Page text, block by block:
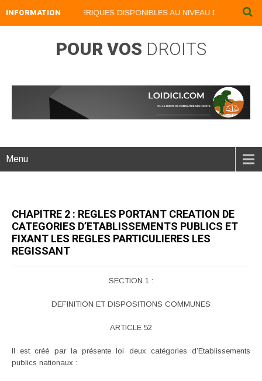
INFORMATION
NOS LIVRES NUMERIQUES DISPONIBLES AU NIVEAU DU MENU
POUR VOS DROITS
Menu
CHAPITRE 2 : REGLES PORTANT CREATION DE
CATEGORIES D’ETABLISSEMENTS PUBLICS ET
FIXANT LES REGLES PARTICULIERES LES
REGISSANT
SECTION 1 :
DEFINITION ET DISPOSITIONS COMMUNES
ARTICLE 52
Il est créé par la présente loi deux catégories d’Etablissements
publics nationaux :